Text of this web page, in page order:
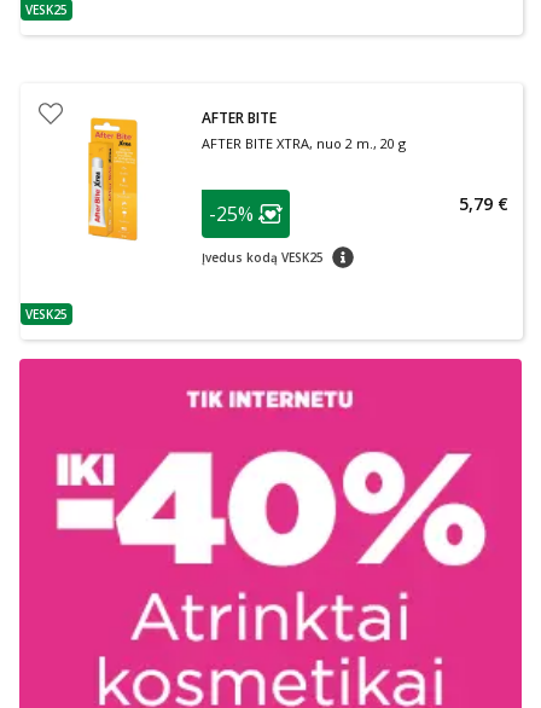
patarimas
VESK25
patarimas
VESK25
AFTER BITE
AFTER BITE XTRA, nuo 2 m., 20 g
patarimas
Lojalumo klubo narių nuolaida
-25%
Įvedus kodą VESK25 patarimas
5,79 €